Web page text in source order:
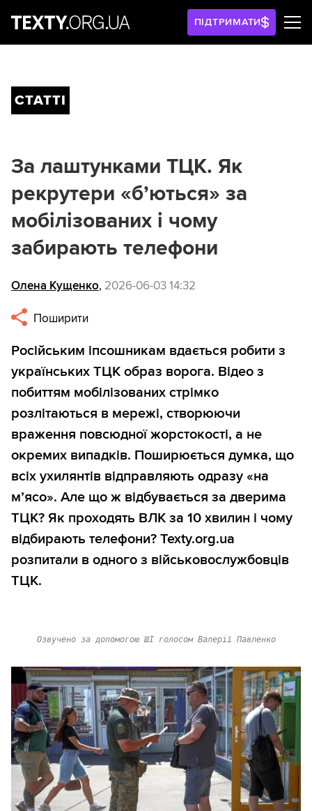
ПІДТРИМАТИ
СТАТТІ
За лаштунками ТЦК. Як
рекрутери «б’ються» за
мобілізованих і чому
забирають телефони
Олена Кущенко, 2026-06-03 14:32
Поширити
Російським іпсошникам вдається робити з
українських ТЦК образ ворога. Відео з
побиттям мобілізованих стрімко
розлітаються в мережі, створюючи
враження повсюдної жорстокості, а не
окремих випадків. Поширюється думка, що
всіх ухилянтів відправляють одразу «на
м’ясо». Але що ж відбувається за дверима
ТЦК? Як проходять ВЛК за 10 хвилин і чому
відбирають телефони? Texty.org.ua
розпитали в одного з військовослужбовців
ТЦК.
Озвучено за допомогою ШІ голосом Валерії Павленко